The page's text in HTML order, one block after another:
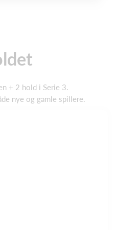
+ 2 hold i Serie 3.
nye og gamle spillere.